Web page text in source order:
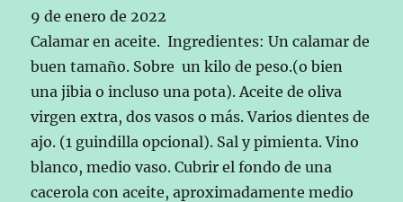
9 de enero de 2022
Calamar en aceite. Ingredientes: Un calamar de
buen tamaño. Sobre un kilo de peso.(o bien
una jibia o incluso una pota). Aceite de oliva
virgen extra, dos vasos o más. Varios dientes de
ajo. (1 guindilla opcional). Sal y pimienta. Vino
blanco, medio vaso. Cubrir el fondo de una
cacerola con aceite, aproximadamente medio